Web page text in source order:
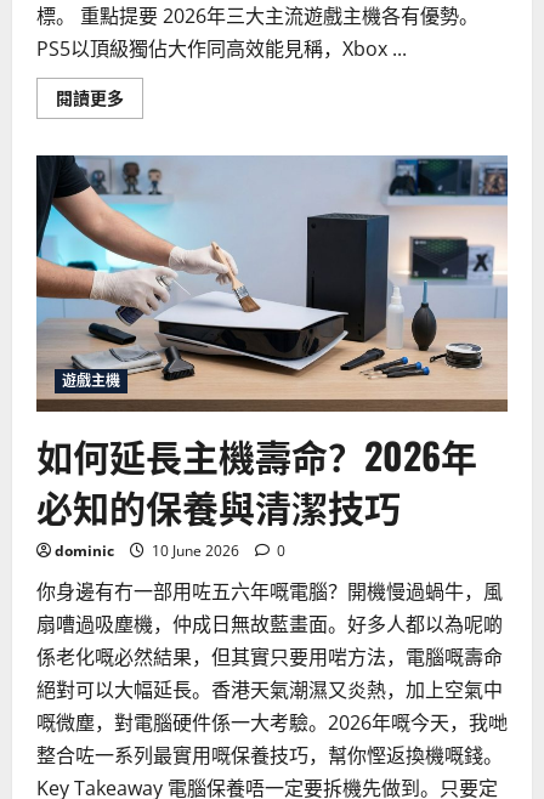
標。 重點提要 2026年三大主流遊戲主機各有優勢。
PS5以頂級獨佔大作同高效能見稱，Xbox ...
閱讀更多Read
more
何
挑
选
最
适
合
你
的
游
戏
主
机？
2026
PS5、
Xbox
Series
X|S
与
Switch
全
面
对
比
遊戲主機
如何延長主機壽命？2026年
必知的保養與清潔技巧
dominic 10 June 2026 0
你身邊有冇一部用咗五六年嘅電腦？開機慢過蝸牛，風
扇嘈過吸塵機，仲成日無故藍畫面。好多人都以為呢啲
係老化嘅必然結果，但其實只要用啱方法，電腦嘅壽命
絕對可以大幅延長。香港天氣潮濕又炎熱，加上空氣中
嘅微塵，對電腦硬件係一大考驗。2026年嘅今天，我哋
整合咗一系列最實用嘅保養技巧，幫你慳返換機嘅錢。
Key Takeaway 電腦保養唔一定要拆機先做到。只要定